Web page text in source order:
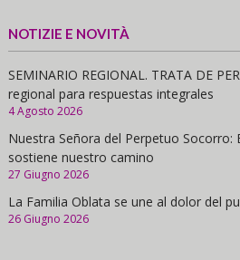
NOTIZIE E NOVITÀ
SEMINARIO REGIONAL. TRATA DE
regional para respuestas integrales
4 Agosto 2026
Nuestra Señora del Perpetuo Socorro:
sostiene nuestro camino
27 Giugno 2026
La Familia Oblata se une al dolor del
26 Giugno 2026